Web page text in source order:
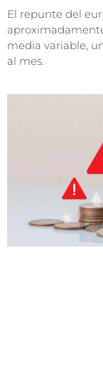
El repunte del
media variable,
al mes.